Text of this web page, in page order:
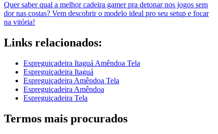
Quer saber qual a melhor cadeira gamer pra detonar nos jogos sem
dor nas costas? Vem descobrir o modelo ideal pro seu setup e focar
na vitória!
Links relacionados:
Espreguiçadeira Itaguá Amêndoa Tela
Espreguiçadeira Itaguá
Espreguiçadeira Amêndoa Tela
Espreguiçadeira Amêndoa
Espreguiçadeira Tela
Termos mais procurados